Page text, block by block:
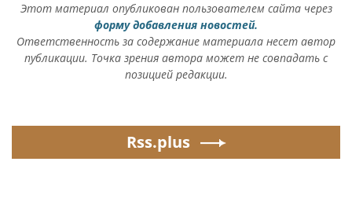
Этот материал опубликован пользователем сайта через
форму добавления новостей.
Ответственность за содержание материала несет автор
публикации. Точка зрения автора может не совпадать с
позицией редакции.
Rss.plus